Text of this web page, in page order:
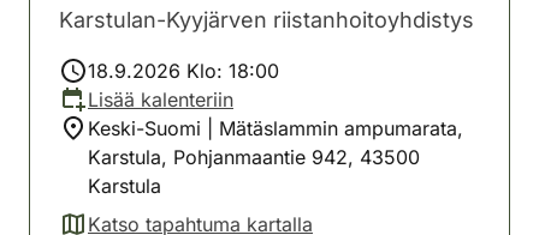
Karstulan-Kyyjärven riistanhoitoyhdistys
18.9.2026 Klo: 18:00
Lisää kalenteriin
Keski-Suomi | Mätäslammin ampumarata,
Karstula, Pohjanmaantie 942, 43500
Karstula
Katso tapahtuma kartalla